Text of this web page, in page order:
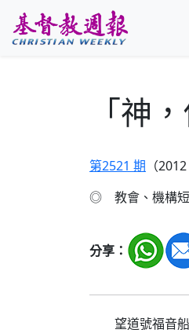
跳至主要內容
「神
第2521 期 （
◎ 教會、機構
分享：
望道號福音船